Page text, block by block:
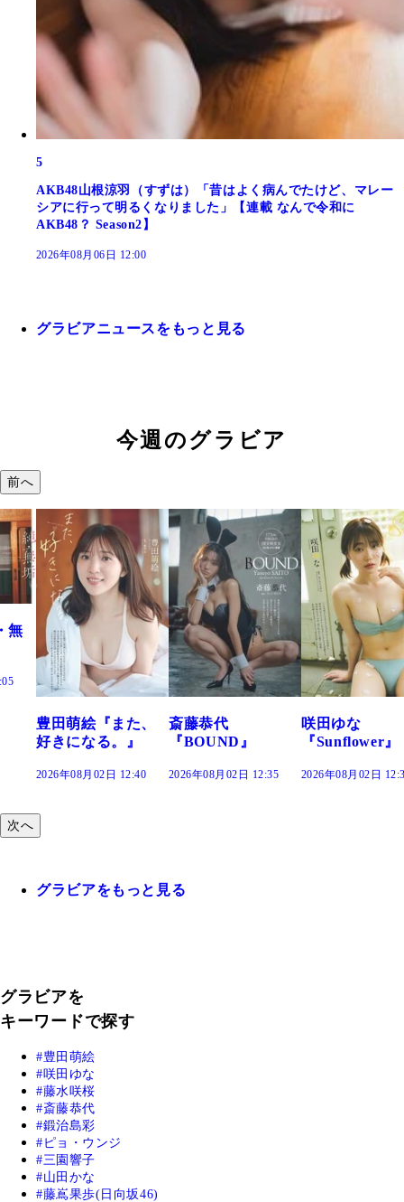
5
AKB48山根涼羽（すずは）「昔はよく病んでたけど、マレー
シアに行って明るくなりました」【連載 なんで令和に
AKB48？ Season2】
2026年08月06日 12:00
グラビアニュースをもっと見る
今週のグラビア
前へ
また、
。』
日 12:40
斎藤恭代
『BOUND』
2026年08月02日 12:35
咲田ゆな
『Sunflower』
2026年08月02日 12:30
藤水咲桜
だまり』
2026年08月
次へ
グラビアをもっと見る
グラビアを
キーワードで探す
豊田萌絵
咲田ゆな
藤水咲桜
斎藤恭代
鍛治島彩
ピョ・ウンジ
三園響子
山田かな
藤嶌果歩(日向坂46)